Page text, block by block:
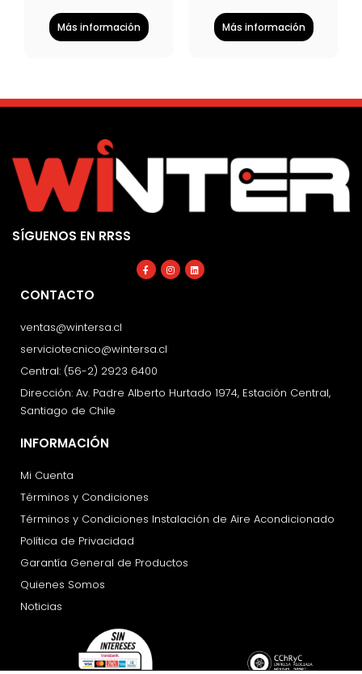
Más información Más información
SÍGUENOS EN RRSS
Facebook-
f
Instagram
Linkedin
CONTACTO
ventas@wintersa.cl
serviciotecnico@wintersa.cl
Central: (56-2) 2923 6400
Dirección: Av. Padre Alberto Hurtado 1974, Estación Central,
Santiago de Chile
INFORMACIÓN
Mi Cuenta
Términos y Condiciones
Términos y Condiciones Instalación de Aire Acondicionado
Política de Privacidad
Garantía General de Productos
Quienes Somos
Noticias